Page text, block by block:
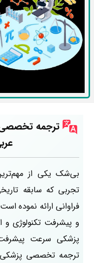
ترجمه
بی‌شک یکی از
تجربی که سابقه
فراوانی ارائه نموده
و پیشرفت تکنولوژی و
پزشکی سرعت
ترجمه تخصصی پزشکی